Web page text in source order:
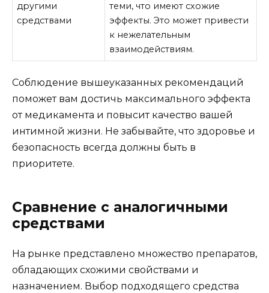
другими
средствами
теми, что имеют схожие
эффекты. Это может привести
к нежелательным
взаимодействиям.
Соблюдение вышеуказанных рекомендаций
поможет вам достичь максимального эффекта
от медикамента и повысит качество вашей
интимной жизни. Не забывайте, что здоровье и
безопасность всегда должны быть в
приоритете.
Сравнение с аналогичными
средствами
На рынке представлено множество препаратов,
обладающих схожими свойствами и
назначением. Выбор подходящего средства